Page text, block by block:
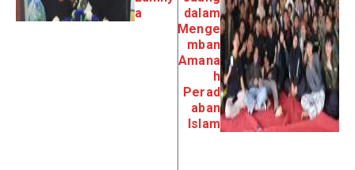
a
dalam
Menge
mban
Amana
h
Perad
aban
Islam